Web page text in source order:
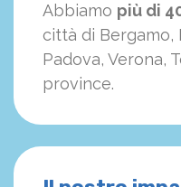
Abbiamo più di
città di Bergamo,
Padova, Verona,
province.